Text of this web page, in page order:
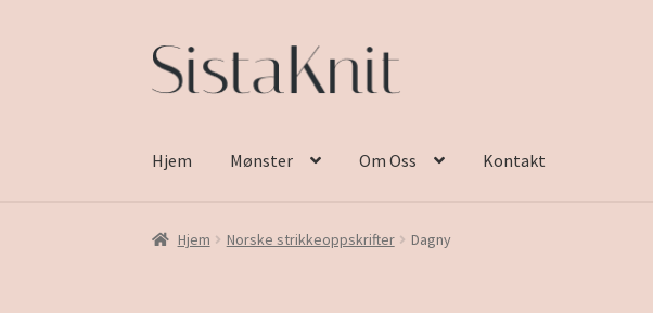
Hopp
til
Hopp
til
Hjem Mønster Om Oss Kontakt
Hjem Norske strikkeoppskrifter Dagny